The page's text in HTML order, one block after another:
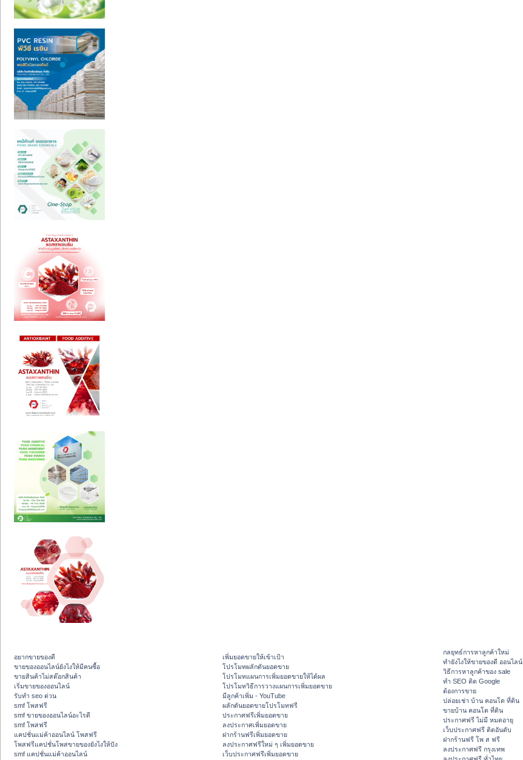
อยากขายของดี
ขายของออนไลน์ยังไงให้มีคนซื้อ
ขายสินค้าไม่สต๊อกสินค้า
เริ่มขายของออนไลน์
รับทำ seo ด่วน
smf โพสฟรี
smf ขายของออนไลน์อะไรดี
smf โพสฟรี
แคปชั่นแม่ค้าออนไลน์ โพสฟรี
โพสฟรีแคปชั่นโพสขายของยังไงให้ปัง
smf แคปชั่นแม่ค้าออนไลน์
เพิ่มยอดขายให้เข้าเป้า
โปรโมทผลักดันยอดขาย
โปรโมทแผนการเพิ่มยอดขายให้ได้ผล
โปรโมทวิธีการวางแผนการเพิ่มยอดขาย
มีลูกค้าเพิ่ม - YouTube
ผลักดันยอดขายโปรโมทฟรี
ประกาศฟรีเพิ่มยอดขาย
ลงประกาศเพิ่มยอดขาย
ฝากร้านฟรีเพิ่มยอดขาย
ลงประกาศฟรีใหม่ ๆ เพิ่มยอดขาย
เว็บประกาศฟรีเพิ่มยอดขาย
กลยุทธ์การหาลูกค้าใหม่
ทํายังไงให้ขายของดี ออนไลน์
วิธีการหาลูกค้าของ sale
ทำ SEO ติด Google
ต้องการขาย
ปล่อยเช่า บ้าน คอนโด ที่ดิน
ขายบ้าน คอนโด ที่ดิน
ประกาศฟรี ไม่มี หมดอายุ
เว็บประกาศฟรี ติดอันดับ
ฝากร้านฟรี โพ ส ฟรี
ลงประกาศฟรี กรุงเทพ